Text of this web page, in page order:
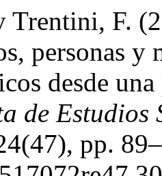
Trentini, F.
personas y
desde
de
pp.